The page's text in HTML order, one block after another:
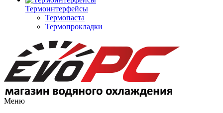
Термоинтерфейсы
Термопаста
Термопрокладки
Меню